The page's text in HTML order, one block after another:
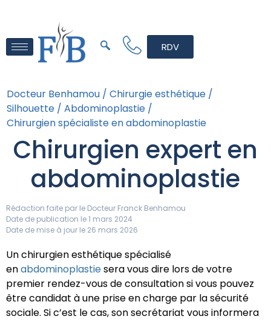
RDV
Docteur Benhamou / Chirurgie esthétique /
Silhouette / Abdominoplastie /
Chirurgien spécialiste en abdominoplastie
Chirurgien expert en
abdominoplastie
Rédaction faite par le Docteur Franck Benhamou
Date de publication le 1 mars 2024
Date de mise à jour le 26 mars 2026
Un chirurgien esthétique spécialisé
enabdominoplastiesera vous dire lors de votre
premier rendez-vous de consultation si vous pouvez
être candidat à une prise en charge par la sécurité
sociale. Si c’est le cas, son secrétariat vous informera